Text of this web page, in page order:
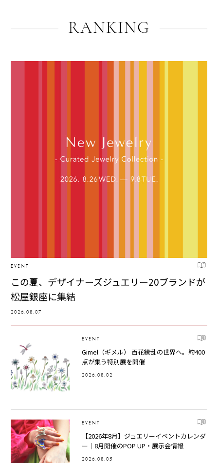
RANKING
EVENT
この夏、デザイナーズジュエリー20ブランドが
松屋銀座に集結
2026.08.07
EVENT
Gimel（ギメル） 百花繚乱の世界へ。約400
点が集う特別展を開催
2026.08.02
EVENT
【2026年8月】ジュエリーイベントカレンダ
ー｜8月開催のPOP UP・展示会情報
2026.08.05